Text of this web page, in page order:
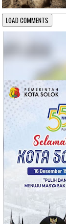
LOAD COMMENTS